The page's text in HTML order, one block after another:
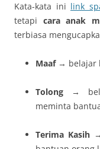
Kata-kata ini link
tetapi cara anak
terbiasa
Maaf→ belajar
Tolong →
meminta
Terima Kasih